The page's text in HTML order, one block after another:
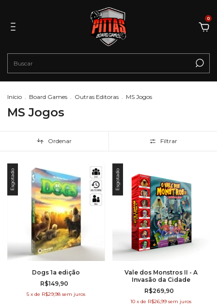
0
Início . Board Games . Outras Editoras . MS Jogos
MS Jogos
Ordenar Filtrar
Esgotado
Dogs 1a edição
R$149,90
5 xde R$29,98 sem juros
Esgotado
Vale dos Monstros II - A
Invasão da Cidade
R$269,90
10 xde R$26,99 sem juros